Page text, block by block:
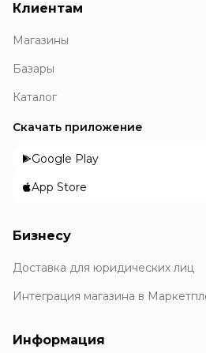
Клиентам
Магазины
Базары
Каталог
Скачать приложение
Google Play
App Store
Бизнесу
Доставка для юридических лиц
Интеграция магазина в
Информация